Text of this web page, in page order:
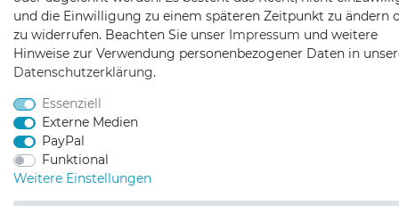
und die Einwilligung zu einem späteren Zeitpunkt zu ändern
zu widerrufen. Beachten Sie unser Impressum und weitere
Hinweise zur Verwendung personenbezogener Daten in
Daten­schutz­erklärung.
Essenziell
Externe Medien
PayPal
Funktional
Weitere Einstellungen